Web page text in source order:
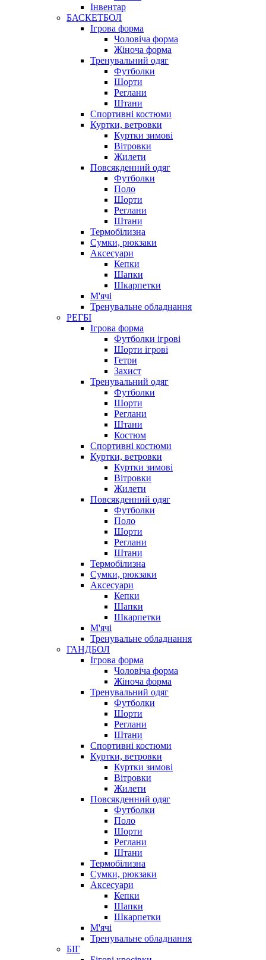
Інвентар
БАСКЕТБОЛ
Ігрова форма
Чоловіча форма
Жіноча форма
Тренувальний одяг
Футболки
Шорти
Реглани
Штани
Спортивні костюми
Куртки, ветровки
Куртки зимові
Вітровки
Жилети
Повсякденний одяг
Футболки
Поло
Шорти
Реглани
Штани
Термобілизна
Сумки, рюкзаки
Аксесуари
Кепки
Шапки
Шкарпетки
М'ячі
Тренувальне обладнання
РЕГБІ
Ігрова форма
Футболки ігрові
Шорти ігрові
Гетри
Захист
Тренувальний одяг
Футболки
Шорти
Реглани
Штани
Костюм
Спортивні костюми
Куртки, ветровки
Куртки зимові
Вітровки
Жилети
Повсякденний одяг
Футболки
Поло
Шорти
Реглани
Штани
Термобілизна
Сумки, рюкзаки
Аксесуари
Кепки
Шапки
Шкарпетки
М'ячі
Тренувальне обладнання
ГАНДБОЛ
Ігрова форма
Чоловіча форма
Жіноча форма
Тренувальний одяг
Футболки
Шорти
Реглани
Штани
Спортивні костюми
Куртки, ветровки
Куртки зимові
Вітровки
Жилети
Повсякденний одяг
Футболки
Поло
Шорти
Реглани
Штани
Термобілизна
Сумки, рюкзаки
Аксесуари
Кепки
Шапки
Шкарпетки
М'ячі
Тренувальне обладнання
БІГ